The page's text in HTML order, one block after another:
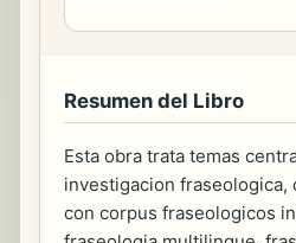
Resumen del Libro
Esta obra trata temas
investigacion fraseologica,
con corpus fraseologicos